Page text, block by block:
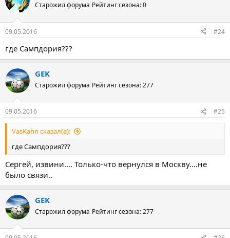
Старожил форума Рейтинг сезона: 0
09.05.2016 #24
где Сампдория???
GEK
Старожил форума Рейтинг сезона: 277
09.05.2016 #25
VasKahn сказал(а):
где Сампдория???
Сергей, извини.... Только-что вернулся в Москву....не
было связи..
GEK
Старожил форума Рейтинг сезона: 277